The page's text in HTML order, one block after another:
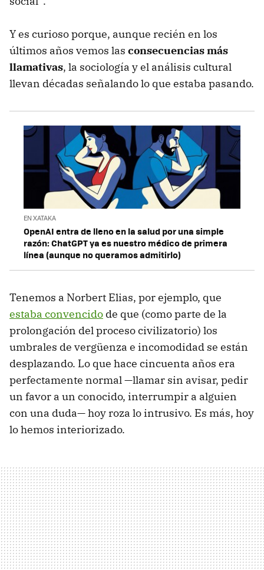
Y es curioso porque, aunque recién en los
últimos años vemos las consecuencias más
llamativas, la sociología y el análisis cultural
llevan décadas señalando lo que estaba pasando.
EN XATAKA
OpenAI entra de lleno en la salud por una simple
razón: ChatGPT ya es nuestro médico de primera
línea (aunque no queramos admitirlo)
Tenemos a Norbert Elias, por ejemplo, que
estaba convencido de que (como parte de la
prolongación del proceso civilizatorio) los
umbrales de vergüenza e incomodidad se están
desplazando. Lo que hace cincuenta años era
perfectamente normal —llamar sin avisar, pedir
un favor a un conocido, interrumpir a alguien
con una duda— hoy roza lo intrusivo. Es más, hoy
lo hemos interiorizado.